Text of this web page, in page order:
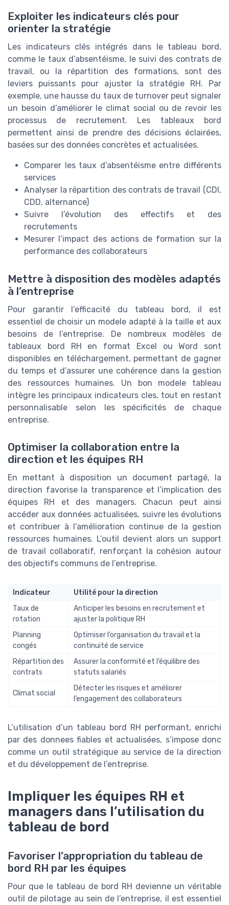
Exploiter les indicateurs clés pour
orienter la stratégie
Les indicateurs clés intégrés dans le tableau bord,
comme le taux d’absentéisme, le suivi des contrats de
travail, ou la répartition des formations, sont des
leviers puissants pour ajuster la stratégie RH. Par
exemple, une hausse du taux de turnover peut signaler
un besoin d’améliorer le climat social ou de revoir les
processus de recrutement. Les tableaux bord
permettent ainsi de prendre des décisions éclairées,
basées sur des données concrètes et actualisées.
Comparer les taux d’absentéisme entre différents
services
Analyser la répartition des contrats de travail (CDI,
CDD, alternance)
Suivre l’évolution des effectifs et des
recrutements
Mesurer l’impact des actions de formation sur la
performance des collaborateurs
Mettre à disposition des modèles adaptés
à l’entreprise
Pour garantir l’efficacité du tableau bord, il est
essentiel de choisir un modele adapté à la taille et aux
besoins de l’entreprise. De nombreux modèles de
tableaux bord RH en format Excel ou Word sont
disponibles en téléchargement, permettant de gagner
du temps et d’assurer une cohérence dans la gestion
des ressources humaines. Un bon modele tableau
intègre les principaux indicateurs cles, tout en restant
personnalisable selon les spécificités de chaque
entreprise.
Optimiser la collaboration entre la
direction et les équipes RH
En mettant à disposition un document partagé, la
direction favorise la transparence et l’implication des
équipes RH et des managers. Chacun peut ainsi
accéder aux données actualisées, suivre les évolutions
et contribuer à l’amélioration continue de la gestion
ressources humaines. L’outil devient alors un support
de travail collaboratif, renforçant la cohésion autour
des objectifs communs de l’entreprise.
Indicateur
Utilité pour la direction
Taux de
rotation
Anticiper les besoins en recrutement et
ajuster la politique RH
Planning
congés
Optimiser l’organisation du travail et la
continuité de service
Répartition des
contrats
Assurer la conformité et l’équilibre des
statuts salariés
Climat social
Détecter les risques et améliorer
l’engagement des collaborateurs
L’utilisation d’un tableau bord RH performant, enrichi
par des donnees fiables et actualisées, s’impose donc
comme un outil stratégique au service de la direction
et du développement de l’entreprise.
Impliquer les équipes RH et
managers dans l’utilisation du
tableau de bord
Favoriser l’appropriation du tableau de
bord RH par les équipes
Pour que le tableau de bord RH devienne un véritable
outil de pilotage au sein de l’entreprise, il est essentiel